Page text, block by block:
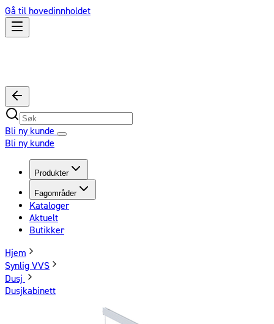
Gå til hovedinnholdet
Bli ny kunde
Bli ny kunde
Produkter
Fagområder
Kataloger
Aktuelt
Butikker
Hjem
Synlig VVS
Dusj
Dusjkabinett